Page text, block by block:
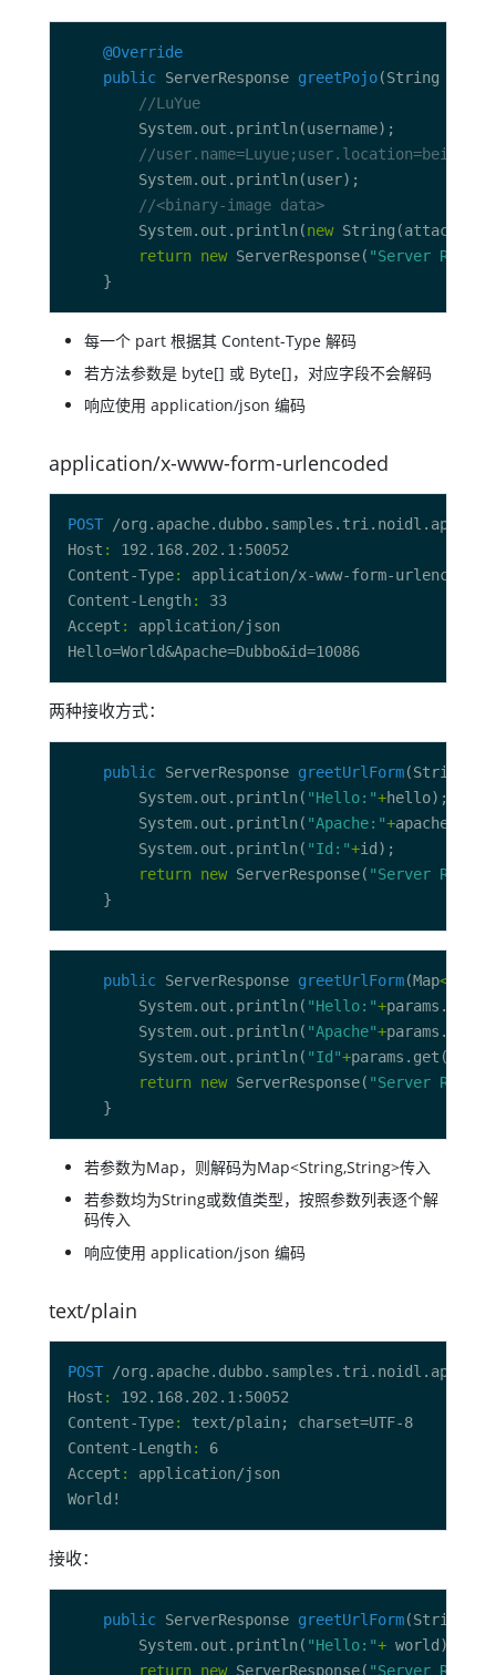
@Override
public ServerResponse greetPojo(String
//LuYue
//user.name=Luyue;user.location=beijing
//<binary-image data>
        System.out.println(
new
return
new ServerResponse( "Server
每一个 part 根据其 Content-Type 解码
若方法参数是 byte[] 或 Byte[]，对应字段不会解码
响应使用 application/json 编码
application/x-www-form-urlencoded
POST /
Host :
Content-Type:
Content-Length:
Accept :
两种接收方式：
public ServerResponse greetUrlForm(String
        System.out.println(
"Hello:"+
        System.out.println(
"Apache:"+
        System.out.println(
"Id:"+
return
new ServerResponse( "Server
public ServerResponse greetUrlForm(Map<
        System.out.println(
"Hello:"+params.get(
        System.out.println(
"Apache"+params.get(
        System.out.println(
"Id"+params.get(
return
new ServerResponse( "Server
若参数为Map，则解码为Map<String,String>传入
若参数均为String或数值类型，按照参数列表逐个解
码传入
响应使用 application/json 编码
text/plain
POST /
Host :
Content-Type:
Content-Length:
Accept :
接收：
public ServerResponse greetUrlForm
        System.out.println(
"Hello:"+
return
new ServerResponse( "Server